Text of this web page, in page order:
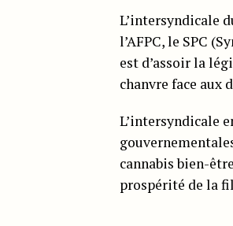
L’intersyndicale
l’AFPC, le SPC
est d’assoir la
chanvre face aux
L’intersyndicale
cannabis bien-
prospérité de la